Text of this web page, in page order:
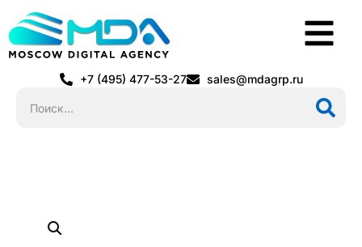
+7 (495) 477-53-27 sales@mdagrp.ru